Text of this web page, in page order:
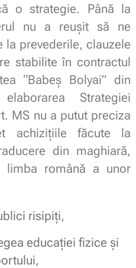
o strategie. Până la
nu a reușit să ne
la prevederile, clauzele
stabilite în contractul
“Babeș Bolyai” din
Strategiei
MS nu a putut preciza
achizițiile făcute la
din maghiară,
limba română a unor
risipiți,
educației fizice și